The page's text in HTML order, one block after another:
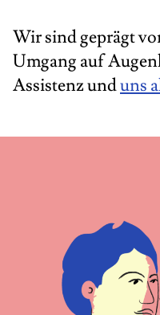
Wir sind geprägt
Umgang auf
Assistenz unduns